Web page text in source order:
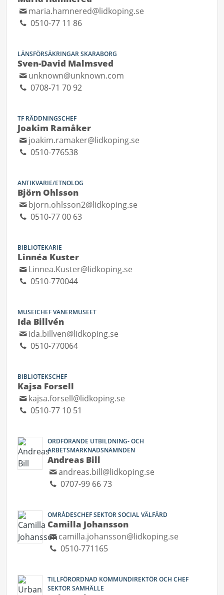
maria.hamnered@lidkoping.se
0510-77 11 86
LÄNSFÖRSÄKRINGAR SKARABORG
Sven-David Malmsved
unknown@unknown.com
0708-71 70 92
TF RÄDDNINGSCHEF
Joakim Ramåker
joakim.ramaker@lidkoping.se
0510-776538
ANTIKVARIE/ETNOLOG
Björn Ohlsson
bjorn.ohlsson2@lidkoping.se
0510-77 00 63
BIBLIOTEKARIE
Linnéa Kuster
Linnea.Kuster@lidkoping.se
0510-770044
MUSEICHEF VÄNERMUSEET
Ida Billvén
ida.billven@lidkoping.se
0510-770064
BIBLIOTEKSCHEF
Kajsa Forsell
kajsa.forsell@lidkoping.se
0510-77 10 51
ORDFÖRANDE UTBILDNING- OCH
ARBETSMARKNADSNÄMNDEN
Andreas Bill
andreas.bill@lidkoping.se
0707-99 66 73
OMRÅDESCHEF SEKTOR SOCIAL VÄLFÄRD
Camilla Johansson
camilla.johansson@lidkoping.se
0510-771165
TILLFÖRORDNAD KOMMUNDIREKTÖR OCH CHEF
SEKTOR SAMHÄLLE